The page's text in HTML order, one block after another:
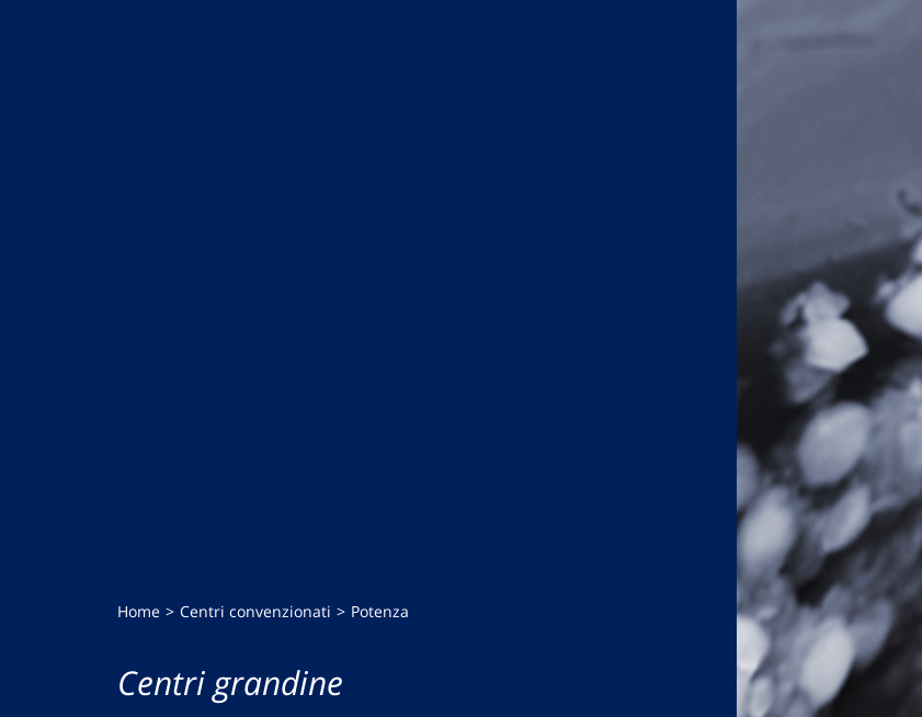
Home Centri convenzionati Potenza
Centri grandine